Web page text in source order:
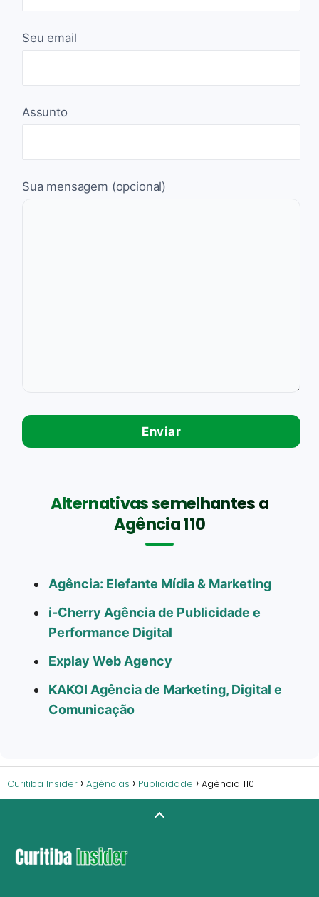
Seu email
Assunto
Sua mensagem (opcional)
Alternativas semelhantes a
Agência 110
Agência: Elefante Mídia & Marketing
i-Cherry Agência de Publicidade e
Performance Digital
Explay Web Agency
KAKOI Agência de Marketing, Digital e
Comunicação
Curitiba Insider Agências Publicidade Agência 110